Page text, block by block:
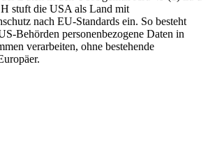
stuft die USA als Land mit
nach EU-Standards ein. So besteht
Behörden personenbezogene Daten in
verarbeiten, ohne bestehende